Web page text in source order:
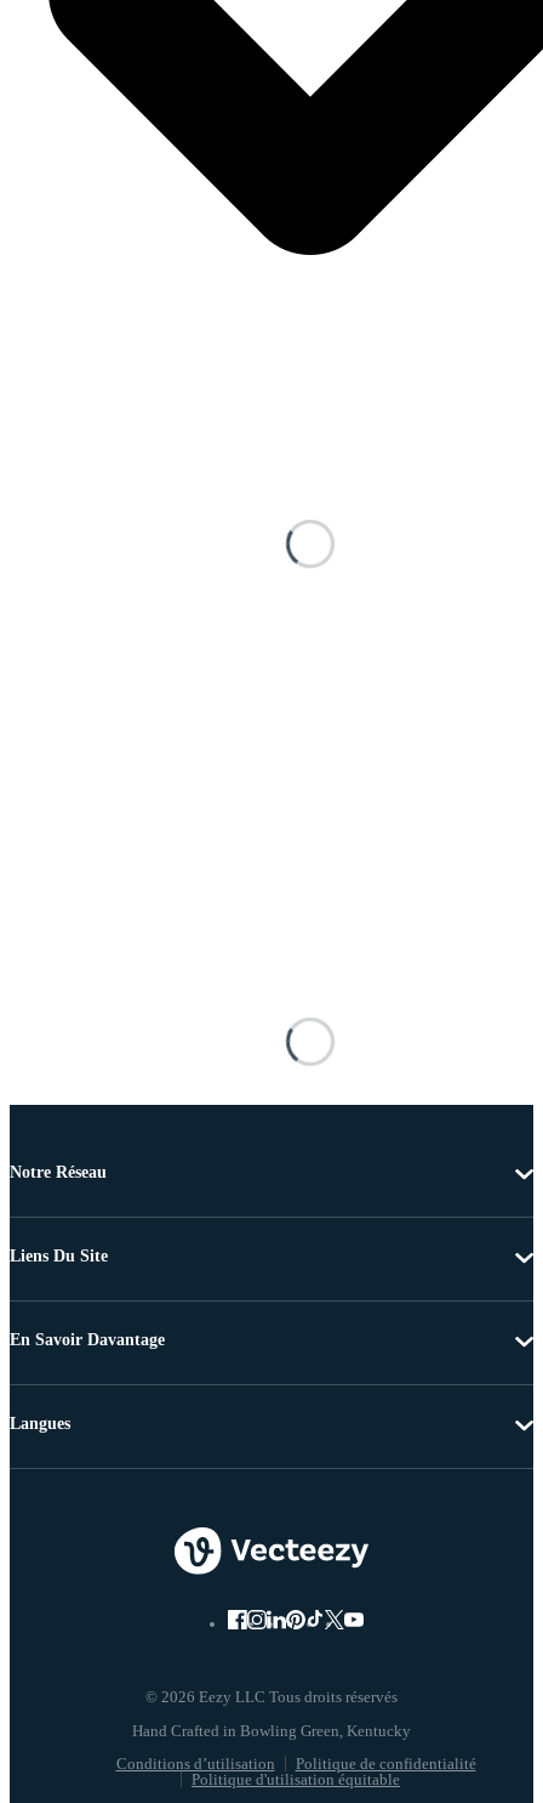
Notre Réseau
Liens Du Site
En Savoir Davantage
© 2026 Eezy LLC Tous droits réservés
Conditions d’utilisation
Politique de confidentialité
Politique d'utilisation équitable
Langues